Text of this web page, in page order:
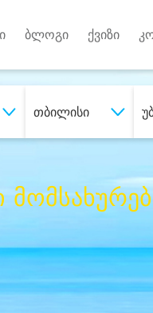
ბლოგი ქვიზი
თბილისი